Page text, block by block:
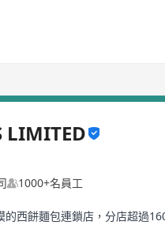
LIMITED
1000+名員工
西餅麵包連鎖店，分店超過